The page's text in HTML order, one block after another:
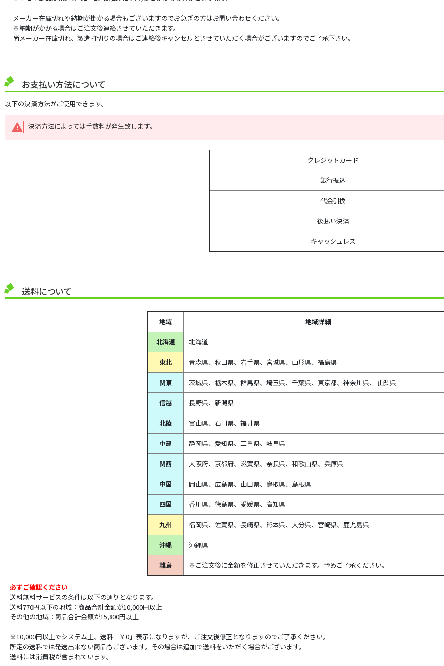
メーカー在庫切れや納期が掛かる場合もございますのでお急ぎの方はお問い合わせください。
※納期がかかる場合はご注文後連絡させていただきます。
尚メーカー在庫切れ、製造打切りの場合はご連絡後キャンセルとさせていただく場合がございますのでご了承下さい。
お支払い方法について
以下の決済方法がご使用できます。
決済方法によっては手数料が発生致します。
クレジットカード
銀行振込
代金引換
後払い決済
キャッシュレス
送料について
地域 地域詳細
北海道 北海道
東北 青森県、 秋田県、 岩手県、宮城県、山形県、福島県
関東 茨城県、栃木県、群馬県、埼玉県、千葉県、東京都、神奈川県、 山梨県
信越 長野県、新潟県
北陸 富山県、 石川県、 福井県
中部 静岡県、 愛知県、 三重県、 岐阜県
関西 大阪府、京都府、滋賀県、奈良県、和歌山県、兵庫県
中国 岡山県、広島県、山口県、鳥取県、島根県
四国 香川県、徳島県、愛媛県、高知県
九州 福岡県、佐賀県、長崎県、熊本県、大分県、宮崎県、鹿児島県
沖縄 沖縄県
離島 ※ご注文後に金額を修正させていただきます。予めご了承ください。
必ずご確認ください
送料無料サービスの条件は以下の通りとなります。
送料770円以下の地域：商品合計金額が10,000円以上
その他の地域：商品合計金額が15,800円以上
※10,000円以上でシステム上、送料「￥0」表示になりますが、ご注文後修正となりますのでご了承ください。
所定の送料では発送出来ない商品もございます。その場合は追加で送料をいただく場合がございます。
送料には消費税が含まれています。